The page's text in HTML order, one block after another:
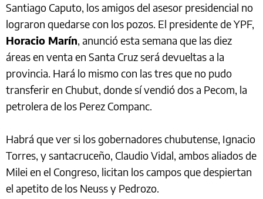
Santiago Caputo, los amigos del asesor presidencial no
lograron quedarse con los pozos. El presidente de YPF,
Horacio Marín, anunció esta semana que las diez
áreas en venta en Santa Cruz será devueltas a la
provincia. Hará lo mismo con las tres que no pudo
transferir en Chubut, donde sí vendió dos a Pecom, la
petrolera de los Perez Companc.
Habrá que ver si los gobernadores chubutense, Ignacio
Torres, y santacruceño, Claudio Vidal, ambos aliados de
Milei en el Congreso, licitan los campos que despiertan
el apetito de los Neuss y Pedrozo.